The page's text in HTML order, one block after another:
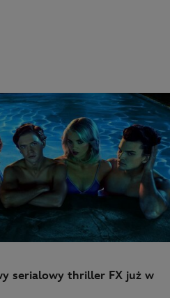
serialowy thriller FX już w